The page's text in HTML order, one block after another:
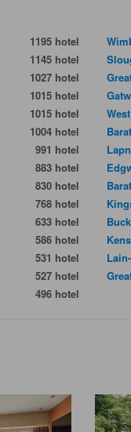
1195 hotel
1145 hotel
1027 hotel
1015 hotel
1015 hotel
1004 hotel
991 hotel
883 hotel
830 hotel
768 hotel
633 hotel
586 hotel
531 hotel
527 hotel
496 hotel